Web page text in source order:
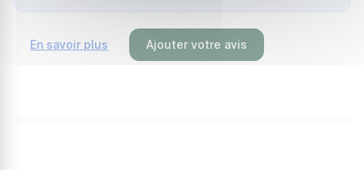
En savoir plus Ajouter votre avis